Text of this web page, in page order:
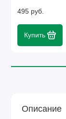
495 руб.
Купить
Описание